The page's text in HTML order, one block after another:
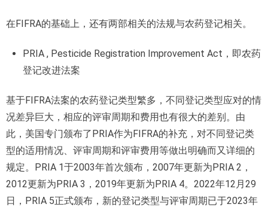
在FIFRA的基础上，还有两部相关的法规与农药登记相关。
PRIA , Pesticide Registration Improvement Act，即农药
登记改进法案
基于FIFRA法案的农药登记类型繁多，不同登记类型应对的情
况差异巨大，相应的评审周期和费用也有很大的差别。由
此，美国专门颁布了PRIA作为FIFRA的补充，对不同登记类
型的适用情况、评审周期和评审费用等做出明确而又详细的
规定。PRIA 1于2003年首次颁布，2007年更新为PRIA 2，
2012更新为PRIA 3，2019年更新为PRIA 4。2022年12月29
日，PRIA 5正式颁布，新的登记类型与评审周期已于2023年